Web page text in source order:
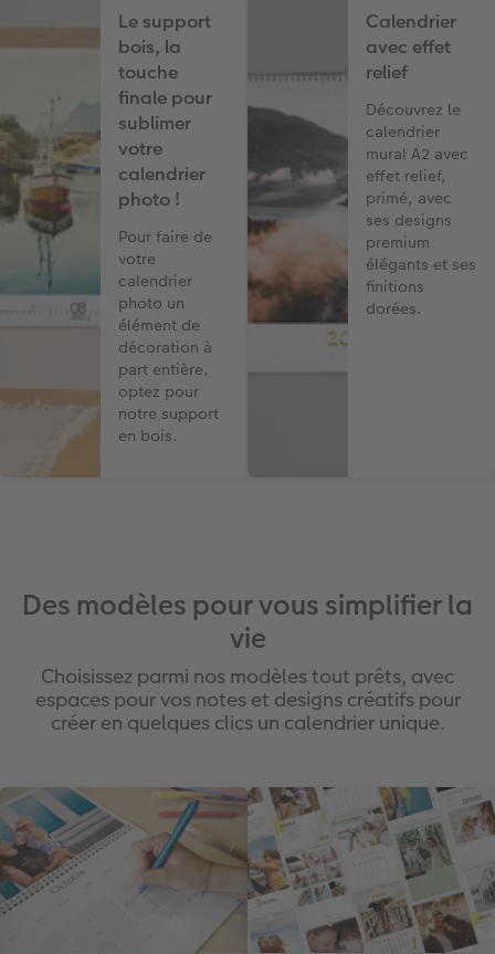
Le support
bois, la
touche
finale pour
sublimer
votre
calendrier
photo !
Pour faire de
votre
calendrier
photo un
élément de
décoration à
part entière,
optez pour
notre support
en bois.
Calendrier
avec effet
relief
Découvrez le
calendrier
mural A2 avec
effet relief,
primé, avec
ses designs
premium
élégants et ses
finitions
dorées.
Des modèles pour vous simplifier la
vie
Choisissez parmi nos modèles tout prêts, avec
espaces pour vos notes et designs créatifs pour
créer en quelques clics un calendrier unique.